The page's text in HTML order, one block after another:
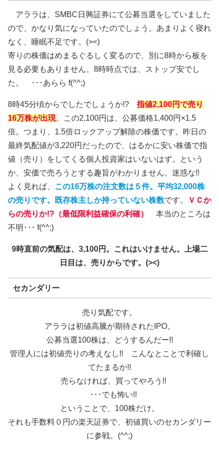
アララは、SMBC日興証券にて公募当選をしていました
ので、かなり気になっていたのでしょう。あまりよく寝れ
なく、睡眠不足です。(><)
寄りの株価はめまるぐるしく変るので、別に8時から板を
見る必要もありません。8時時点では、ストップ安でし
た。 ･･･あらら f(^^;)
8時45分頃からでしたでしょうか!?指値2,100円で売り
16万株が出現。この2,100円は、公募価格1,400円×1.5
倍。つまり、1.5倍ロックアップ解除の株価です。昨日の
最終気配値が3,220円だったので、はるかに安い株価で指
値（売り）をしてくる個人投資家はいないはず。という
か、安価で売ろうとする趣旨がわかりません。迷惑な!!
よく見れば、 この16万株の注文数は５件。平均32,000株
の売りです。既存株主しか持っていない株数です。
ＶＣか
らの売りか!?（最低限利益確保の利確）
本当のところは
不明･･･ f(^^;)
9時直前の気配は、3,100円。これはいけません。上場二
日目は、売りからです。(><)
セカンダリー
売り気配です。
アララは初値高騰が期待されたIPO。
公募当選100株は、どうするんだー!!
管理人には初値売りの考えなし!! こんなとことで利確し
てたまるか!!
売らなければ、買ってやろう!!
･･･でも怖い!!
ということで、100株だけ。
それも手数料０円の楽天証券で、初値買いのセカンダリー
に参戦。(^^;)